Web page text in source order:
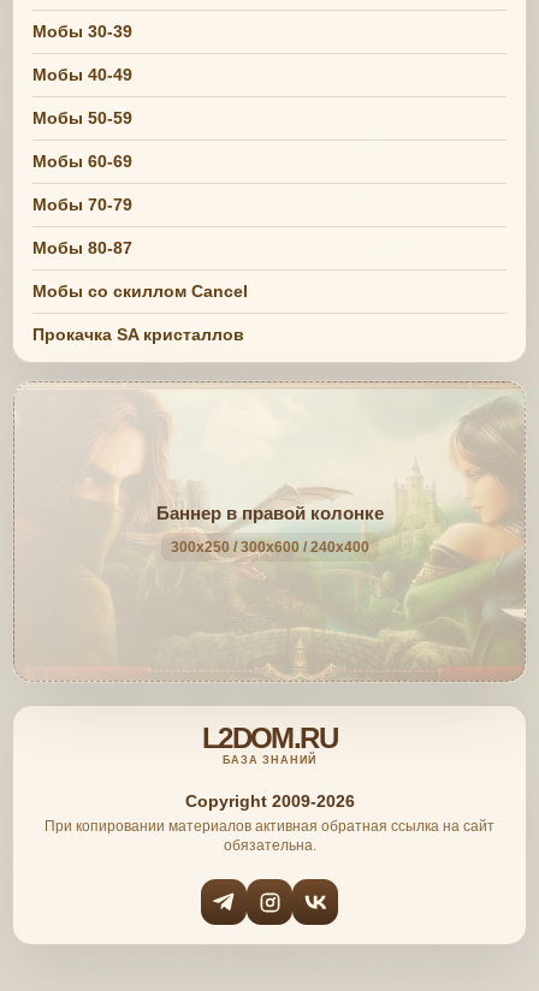
Мобы 30-39
Мобы 40-49
Мобы 50-59
Мобы 60-69
Мобы 70-79
Мобы 80-87
Мобы со скиллом Cancel
Прокачка SA кристаллов
Баннер в правой колонке
300x250 / 300x600 / 240x400
L2DOM.RU
БАЗА ЗНАНИЙ
Copyright 2009-2026
При копировании материалов активная обратная ссылка на сайт
обязательна.